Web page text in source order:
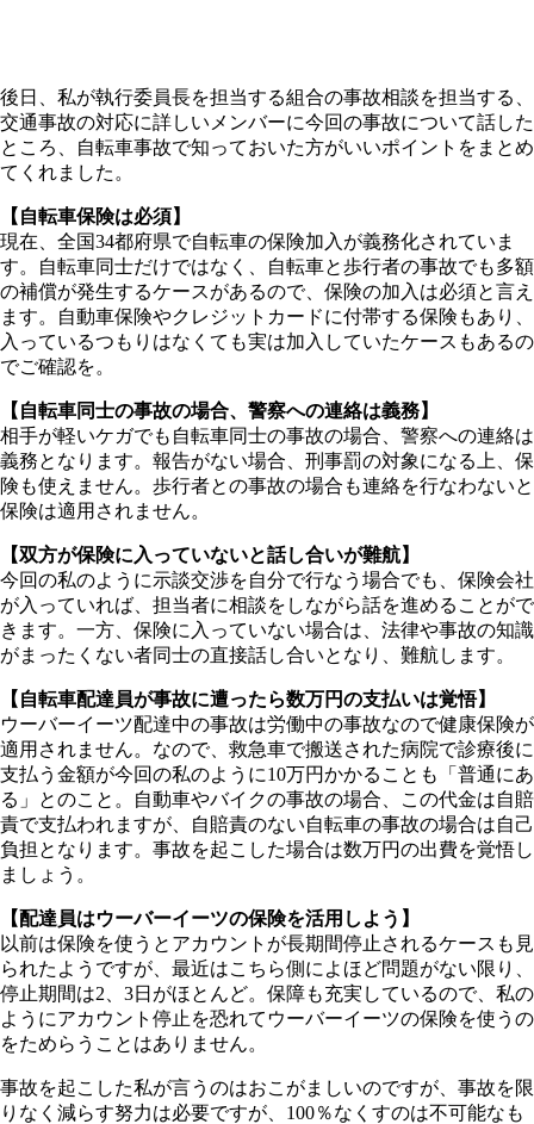
後日、私が執行委員長を担当する組合の事故相談を担当する、
交通事故の対応に詳しいメンバーに今回の事故について話した
ところ、自転車事故で知っておいた方がいいポイントをまとめ
てくれました。
【自転車保険は必須】
現在、全国34都府県で自転車の保険加入が義務化されていま
す。自転車同士だけではなく、自転車と歩行者の事故でも多額
の補償が発生するケースがあるので、保険の加入は必須と言え
ます。自動車保険やクレジットカードに付帯する保険もあり、
入っているつもりはなくても実は加入していたケースもあるの
でご確認を。
【自転車同士の事故の場合、警察への連絡は義務】
相手が軽いケガでも自転車同士の事故の場合、警察への連絡は
義務となります。報告がない場合、刑事罰の対象になる上、保
険も使えません。歩行者との事故の場合も連絡を行なわないと
保険は適用されません。
【双方が保険に入っていないと話し合いが難航】
今回の私のように示談交渉を自分で行なう場合でも、保険会社
が入っていれば、担当者に相談をしながら話を進めることがで
きます。一方、保険に入っていない場合は、法律や事故の知識
がまったくない者同士の直接話し合いとなり、難航します。
【自転車配達員が事故に遭ったら数万円の支払いは覚悟】
ウーバーイーツ配達中の事故は労働中の事故なので健康保険が
適用されません。なので、救急車で搬送された病院で診療後に
支払う金額が今回の私のように10万円かかることも「普通にあ
る」とのこと。自動車やバイクの事故の場合、この代金は自賠
責で支払われますが、自賠責のない自転車の事故の場合は自己
負担となります。事故を起こした場合は数万円の出費を覚悟し
ましょう。
【配達員はウーバーイーツの保険を活用しよう】
以前は保険を使うとアカウントが長期間停止されるケースも見
られたようですが、最近はこちら側によほど問題がない限り、
停止期間は2、3日がほとんど。保障も充実しているので、私の
ようにアカウント停止を恐れてウーバーイーツの保険を使うの
をためらうことはありません。
事故を起こした私が言うのはおこがましいのですが、事故を限
りなく減らす努力は必要ですが、100％なくすのは不可能なも